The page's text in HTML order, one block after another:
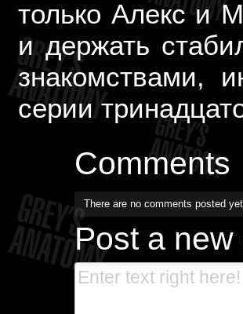
только Алекс и
и держать
знакомствами,
серии
Comments
There are no comments posted
Post a